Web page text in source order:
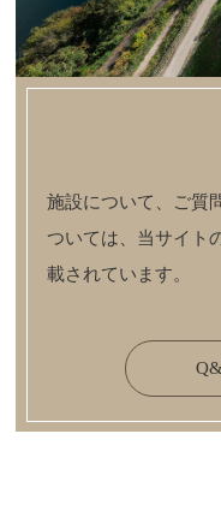
施設について、ご質
ついては、当サイト
載されています。